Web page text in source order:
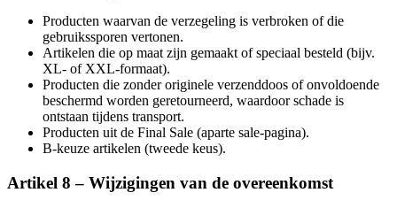
Producten waarvan de verzegeling is verbroken of die
gebruikssporen vertonen.
Artikelen die op maat zijn gemaakt of speciaal besteld (bijv.
XL- of XXL-formaat).
Producten die zonder originele verzenddoos of onvoldoende
beschermd worden geretourneerd, waardoor schade is
ontstaan tijdens transport.
Producten uit de Final Sale (aparte sale-pagina).
B-keuze artikelen (tweede keus).
Artikel 8 – Wijzigingen van de overeenkomst